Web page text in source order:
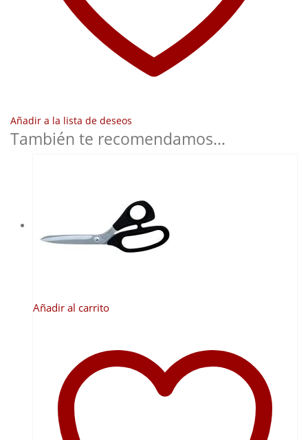
Añadir a la lista de deseos
También te recomendamos…
Añadir al carrito